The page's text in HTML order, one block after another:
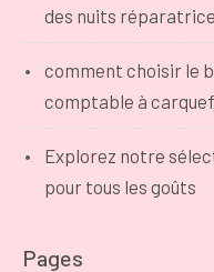
des nuits
comment choisir le
comptable à
Explorez notre
pour tous les goûts
Pages